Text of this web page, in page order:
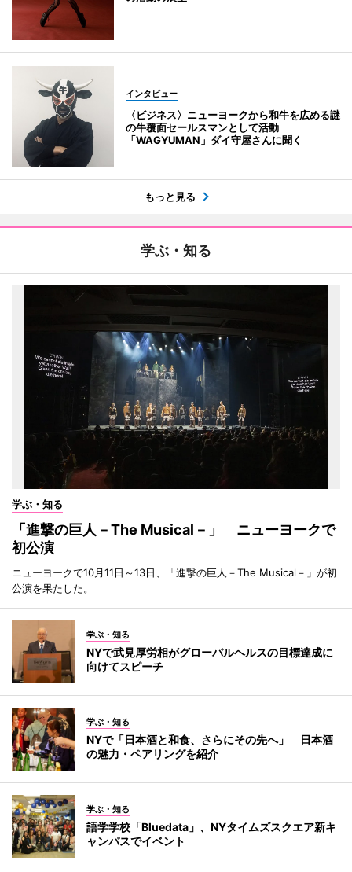
インタビュー
〈ビジネス〉ニューヨークから和牛を広める謎
の牛覆面セールスマンとして活動
「WAGYUMAN」ダイ守屋さんに聞く
もっと見る
学ぶ・知る
学ぶ・知る
「進撃の巨人－The Musical－」 ニューヨークで
初公演
ニューヨークで10月11日～13日、「進撃の巨人－The Musical－」が初
公演を果たした。
学ぶ・知る
NYで武見厚労相がグローバルヘルスの目標達成に
向けてスピーチ
学ぶ・知る
NYで「日本酒と和食、さらにその先へ」 日本酒
の魅力・ペアリングを紹介
学ぶ・知る
語学学校「Bluedata」、NYタイムズスクエア新キ
ャンパスでイベント